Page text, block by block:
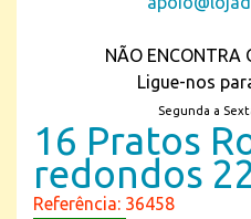
NÃO ENCONTRA
Ligue-nos
Segunda a
16 Pratos
redondos
Referência: 36458